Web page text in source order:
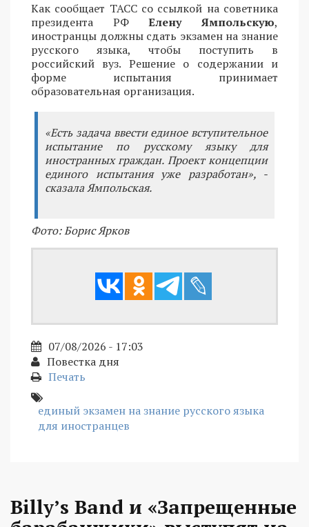
Как сообщает ТАСС со ссылкой на советника
президента РФЕлену Ямпольскую,
иностранцы должны сдать экзамен на знание
русского языка, чтобы поступить в
российский вуз. Решение о содержании и
форме испытания принимает
образовательная организация.
«Есть задача ввести единое вступительное
испытание по русскому языку для
иностранных граждан. Проект концепции
единого испытания уже разработан», -
сказала Ямпольская.
Фото: Борис Ярков
07/08/2026 - 17:03
Повестка дня
Печать
единый экзамен на знание русского языка
для иностранцев
Billy’s Band и «Запрещенные